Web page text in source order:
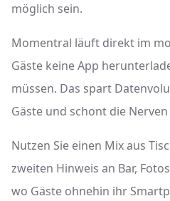
möglich sein.
Momentral läuft direkt im
Gäste keine App
müssen. Das spart
Gäste und schont die
Nutzen Sie einen Mix aus
zweiten Hinweis an Bar,
wo Gäste ohnehin ihr